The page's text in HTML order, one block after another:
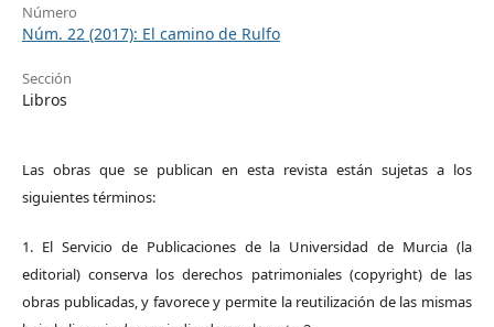
Número
Núm. 22 (2017): El camino de Rulfo
Sección
Libros
Las obras que se publican en esta revista están sujetas a los
siguientes términos:
1. El Servicio de Publicaciones de la Universidad de Murcia (la
editorial) conserva los derechos patrimoniales (copyright) de las
obras publicadas, y favorece y permite la reutilización de las mismas